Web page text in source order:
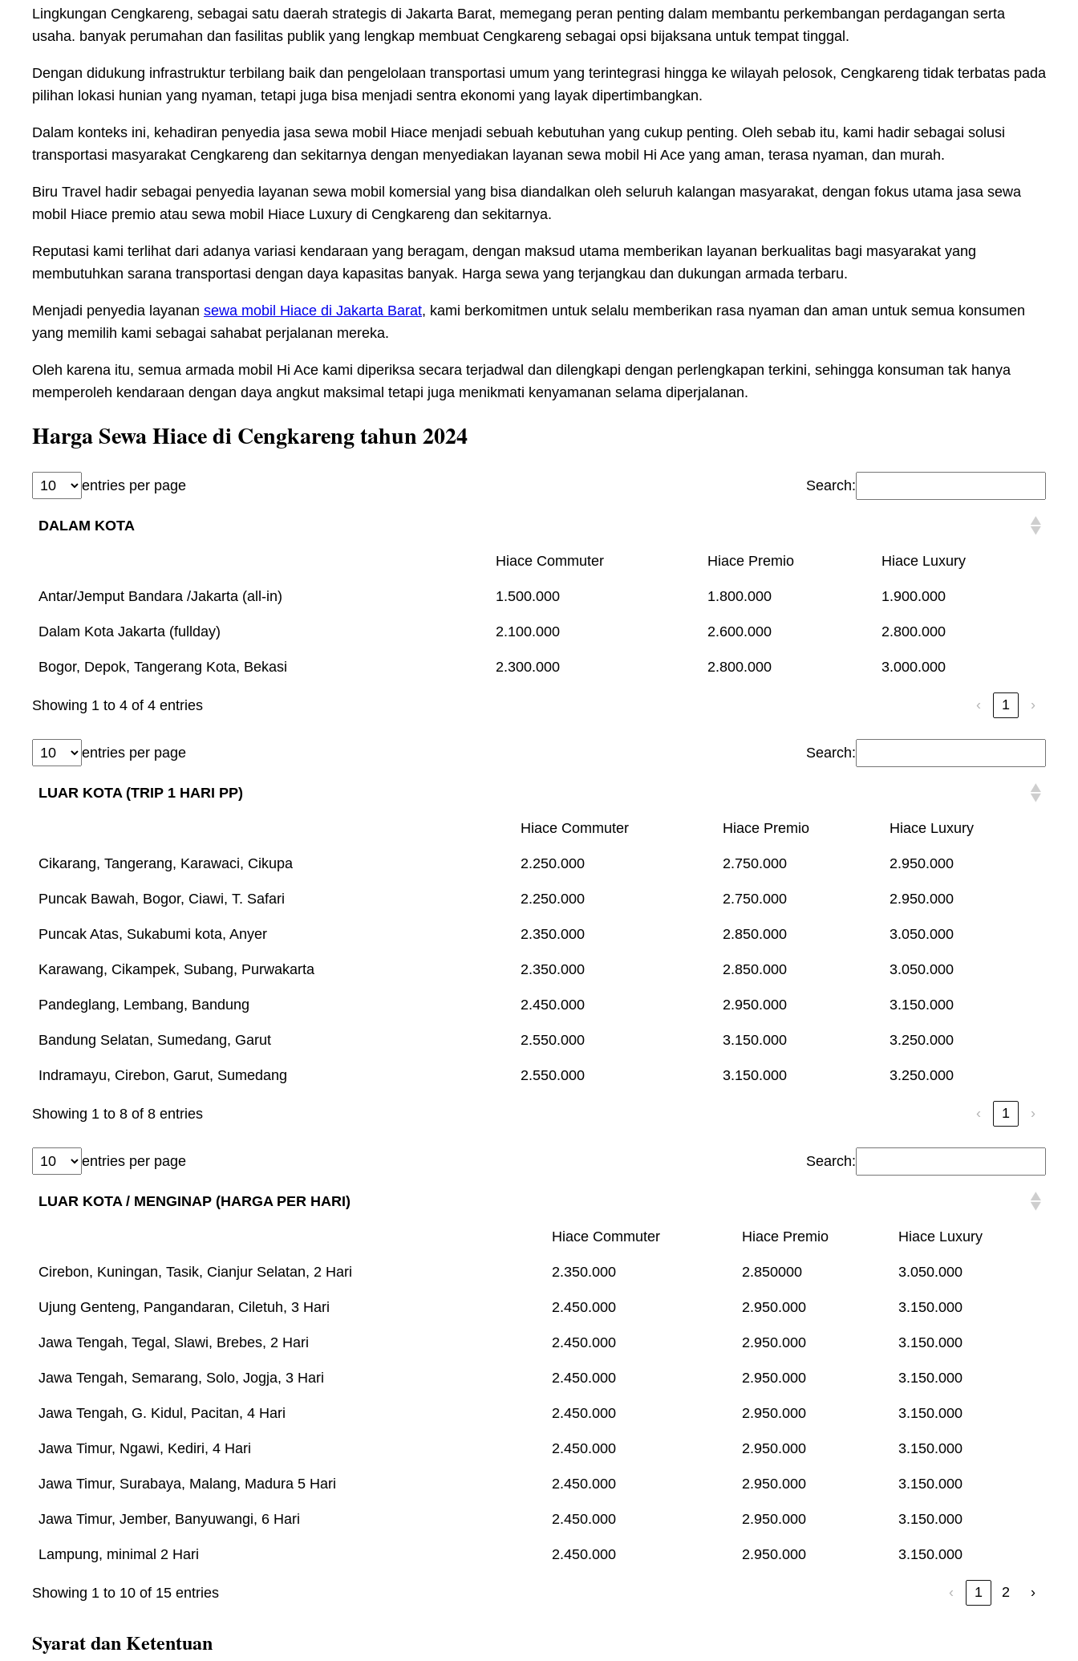
Lingkungan Cengkareng, sebagai satu daerah strategis di Jakarta Barat, memegang peran penting dalam membantu perkembangan perdagangan serta
usaha. banyak perumahan dan fasilitas publik yang lengkap membuat Cengkareng sebagai opsi bijaksana untuk tempat tinggal.
Dengan didukung infrastruktur terbilang baik dan pengelolaan transportasi umum yang terintegrasi hingga ke wilayah pelosok, Cengkareng tidak terbatas pada
pilihan lokasi hunian yang nyaman, tetapi juga bisa menjadi sentra ekonomi yang layak dipertimbangkan.
Dalam konteks ini, kehadiran penyedia jasa sewa mobil Hiace menjadi sebuah kebutuhan yang cukup penting. Oleh sebab itu, kami hadir sebagai solusi
transportasi masyarakat Cengkareng dan sekitarnya dengan menyediakan layanan sewa mobil Hi Ace yang aman, terasa nyaman, dan murah.
Biru Travel hadir sebagai penyedia layanan sewa mobil komersial yang bisa diandalkan oleh seluruh kalangan masyarakat, dengan fokus utama jasa sewa
mobil Hiace premio atau sewa mobil Hiace Luxury di Cengkareng dan sekitarnya.
Reputasi kami terlihat dari adanya variasi kendaraan yang beragam, dengan maksud utama memberikan layanan berkualitas bagi masyarakat yang
membutuhkan sarana transportasi dengan daya kapasitas banyak. Harga sewa yang terjangkau dan dukungan armada terbaru.
Menjadi penyedia layanan sewa mobil Hiace di Jakarta Barat, kami berkomitmen untuk selalu memberikan rasa nyaman dan aman untuk semua konsumen
yang memilih kami sebagai sahabat perjalanan mereka.
Oleh karena itu, semua armada mobil Hi Ace kami diperiksa secara terjadwal dan dilengkapi dengan perlengkapan terkini, sehingga konsuman tak hanya
memperoleh kendaraan dengan daya angkut maksimal tetapi juga menikmati kenyamanan selama diperjalanan.
Harga Sewa Hiace di Cengkareng tahun 2024
entries per page Search:
DALAM KOTA
Hiace Commuter Hiace Premio Hiace Luxury
Antar/Jemput Bandara /Jakarta (all-in) 1.500.000 1.800.000 1.900.000
Dalam Kota Jakarta (fullday) 2.100.000 2.600.000 2.800.000
Bogor, Depok, Tangerang Kota, Bekasi 2.300.000 2.800.000 3.000.000
Showing 1 to 4 of 4 entries ‹ 1 ›
entries per page Search:
LUAR KOTA (TRIP 1 HARI PP)
Hiace Commuter Hiace Premio Hiace Luxury
Cikarang, Tangerang, Karawaci, Cikupa 2.250.000 2.750.000 2.950.000
Puncak Bawah, Bogor, Ciawi, T. Safari 2.250.000 2.750.000 2.950.000
Puncak Atas, Sukabumi kota, Anyer 2.350.000 2.850.000 3.050.000
Karawang, Cikampek, Subang, Purwakarta 2.350.000 2.850.000 3.050.000
Pandeglang, Lembang, Bandung 2.450.000 2.950.000 3.150.000
Bandung Selatan, Sumedang, Garut 2.550.000 3.150.000 3.250.000
Indramayu, Cirebon, Garut, Sumedang 2.550.000 3.150.000 3.250.000
Showing 1 to 8 of 8 entries ‹ 1 ›
entries per page Search:
LUAR KOTA / MENGINAP (HARGA PER HARI)
Hiace Commuter Hiace Premio Hiace Luxury
Cirebon, Kuningan, Tasik, Cianjur Selatan, 2 Hari 2.350.000 2.850000 3.050.000
Ujung Genteng, Pangandaran, Ciletuh, 3 Hari 2.450.000 2.950.000 3.150.000
Jawa Tengah, Tegal, Slawi, Brebes, 2 Hari 2.450.000 2.950.000 3.150.000
Jawa Tengah, Semarang, Solo, Jogja, 3 Hari 2.450.000 2.950.000 3.150.000
Jawa Tengah, G. Kidul, Pacitan, 4 Hari 2.450.000 2.950.000 3.150.000
Jawa Timur, Ngawi, Kediri, 4 Hari 2.450.000 2.950.000 3.150.000
Jawa Timur, Surabaya, Malang, Madura 5 Hari 2.450.000 2.950.000 3.150.000
Jawa Timur, Jember, Banyuwangi, 6 Hari 2.450.000 2.950.000 3.150.000
Lampung, minimal 2 Hari 2.450.000 2.950.000 3.150.000
Showing 1 to 10 of 15 entries ‹ 1 2 ›
Syarat dan Ketentuan